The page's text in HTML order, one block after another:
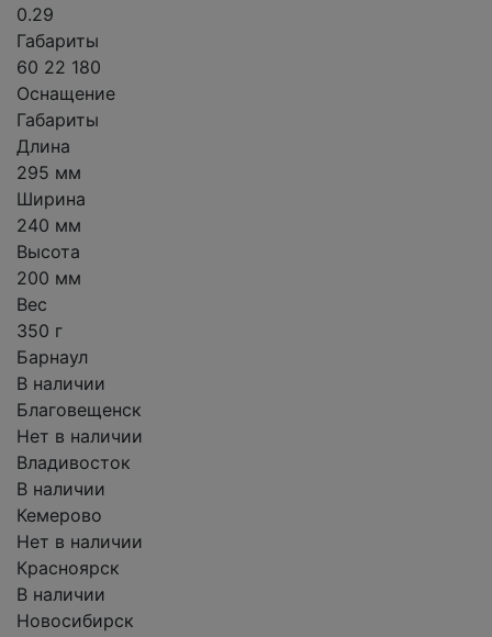
0.29
Габариты
60 22 180
Оснащение
Габариты
Длина
295 мм
Ширина
240 мм
Высота
200 мм
Вес
350 г
Барнаул
В наличии
Благовещенск
Нет в наличии
Владивосток
В наличии
Кемерово
Нет в наличии
Красноярск
В наличии
Новосибирск